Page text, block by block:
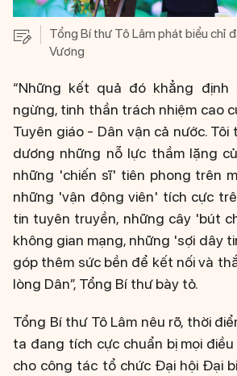
Tổng Bí thư Tô Lâm phát biểu chỉ
Vương
“Những kết quả đó khẳng định
ngừng, tinh thần trách nhiệm cao
Tuyên giáo - Dân vận cả nước.
dương những nỗ lực thầm lặng
những 'chiến sĩ' tiên phong trên
những 'vận động viên' tích cực
tin tuyên truyền, những cây 'bút
không gian mạng, những 'sợi dây
góp thêm sức bền để kết nối và
lòng Dân”, Tổng Bí thư bày tỏ.
Tổng Bí thư Tô Lâm nêu rõ, thời
ta đang tích cực chuẩn bị mọi
cho công tác tổ chức Đại hội Đại